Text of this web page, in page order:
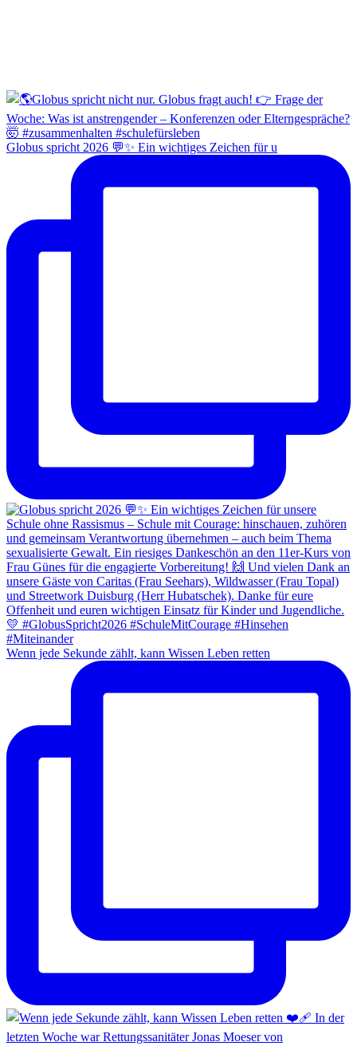
Globus spricht 2026 💬✨ Ein wichtiges Zeichen für u
Wenn jede Sekunde zählt, kann Wissen Leben retten